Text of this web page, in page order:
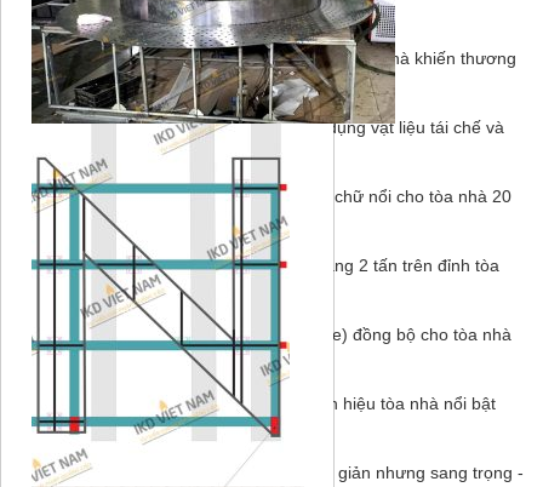
trung tâm thương mại-18/06/2026
Sai lầm kinh điển trong thiết kế biển hiệu tòa nhà khiến thương
hiệu bị mờ nhạt-18/06/2026
Biển hiệu tòa nhà xanh: Xu hướng sử dụng vật liệu tái chế và
năng lượng mặt trời- 18/06/2026
Cách lựa chọn Font chữ và kích thước chữ nổi cho tòa nhà 20
tầng trở lên-
Quá trình thi công biển hiệu chữ nổi nặng 2 tấn trên đỉnh tòa
nhà FIBONAN-18/06/2026
Thiết kế hệ thống biển chỉ dẫn (Signage) đồng bộ cho tòa nhà
tổ hợp
Nghệ thuật phối màu đèn LED cho biển hiệu tòa nhà nổi bật
trong đêm-18/06/2026
Xu hướng thiết kế biển hiệu tòa nhà tối giản nhưng sang trọng -